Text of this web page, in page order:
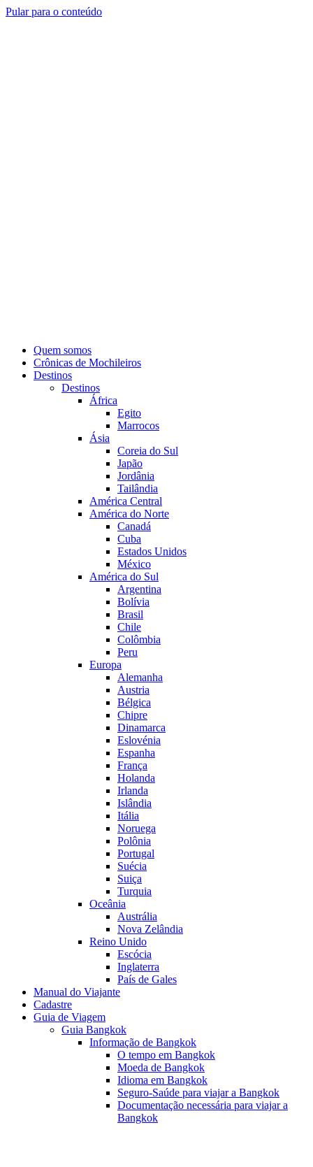
Pular para o conteúdo
Quem somos
Crônicas de Mochileiros
Destinos
Destinos
África
Egito
Marrocos
Ásia
Coreia do Sul
Japão
Jordânia
Tailândia
América Central
América do Norte
Canadá
Cuba
Estados Unidos
México
América do Sul
Argentina
Bolívia
Brasil
Chile
Colômbia
Peru
Europa
Alemanha
Austria
Bélgica
Chipre
Dinamarca
Eslovénia
Espanha
França
Holanda
Irlanda
Islândia
Itália
Noruega
Polônia
Portugal
Suécia
Suiça
Turquia
Oceânia
Austrália
Nova Zelândia
Reino Unido
Escócia
Inglaterra
País de Gales
Manual do Viajante
Cadastre
Guia de Viagem
Guia Bangkok
Informação de Bangkok
O tempo em Bangkok
Moeda de Bangkok
Idioma em Bangkok
Seguro-Saúde para viajar a Bangkok
Documentação necessária para viajar a
Bangkok